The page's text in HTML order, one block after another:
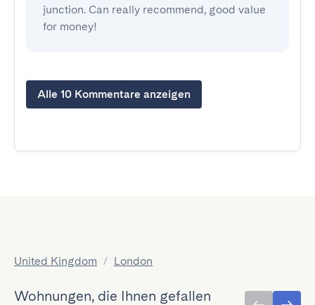
junction. Can really recommend, good value
for money!
Alle 10 Kommentare anzeigen
United Kingdom / London
Wohnungen, die Ihnen gefallen